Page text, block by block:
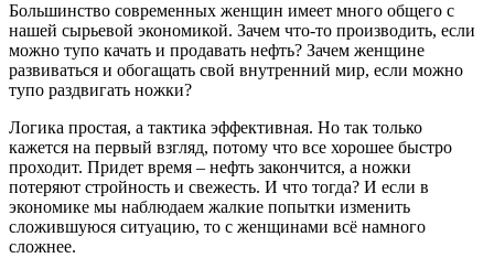
Большинство современных женщин имеет много общего с
нашей сырьевой экономикой. Зачем что-то производить, если
можно тупо качать и продавать нефть? Зачем женщине
развиваться и обогащать свой внутренний мир, если можно
тупо раздвигать ножки?
Логика простая, а тактика эффективная. Но так только
кажется на первый взгляд, потому что все хорошее быстро
проходит. Придет время – нефть закончится, а ножки
потеряют стройность и свежесть. И что тогда? И если в
экономике мы наблюдаем жалкие попытки изменить
сложившуюся ситуацию, то с женщинами всё намного
сложнее.